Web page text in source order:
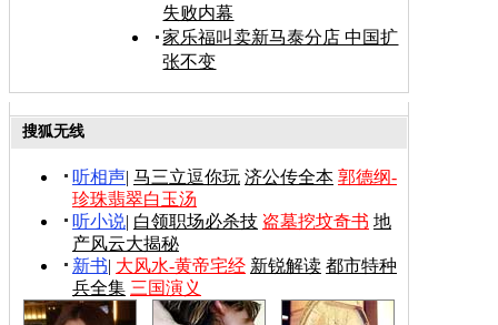
失败内幕
家乐福叫卖新马泰分店 中国扩
张不变
搜狐无线
听相声| 马三立逗你玩 济公传全本 郭德纲-
珍珠翡翠白玉汤
听小说| 白领职场必杀技 盗墓挖坟奇书 地
产风云大揭秘
新书| 大风水-黄帝宅经 新锐解读 都市特种
兵全集 三国演义